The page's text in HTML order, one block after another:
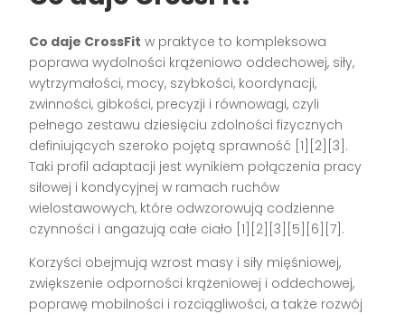
Co daje CrossFit w praktyce to kompleksowa
poprawa wydolności krążeniowo oddechowej, siły,
wytrzymałości, mocy, szybkości, koordynacji,
zwinności, gibkości, precyzji i równowagi, czyli
pełnego zestawu dziesięciu zdolności fizycznych
definiujących szeroko pojętą sprawność [1][2][3].
Taki profil adaptacji jest wynikiem połączenia pracy
siłowej i kondycyjnej w ramach ruchów
wielostawowych, które odwzorowują codzienne
czynności i angażują całe ciało [1][2][3][5][6][7].
Korzyści obejmują wzrost masy i siły mięśniowej,
zwiększenie odporności krążeniowej i oddechowej,
poprawę mobilności i rozciągliwości, a także rozwój